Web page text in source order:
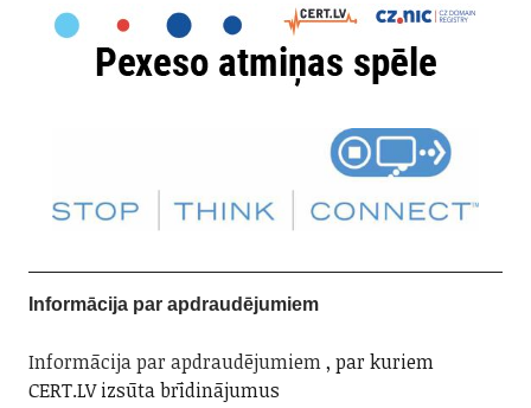
Informācija par apdraudējumiem
Informācija par apdraudējumiem, par kuriem
CERT.LV izsūta brīdinājumus